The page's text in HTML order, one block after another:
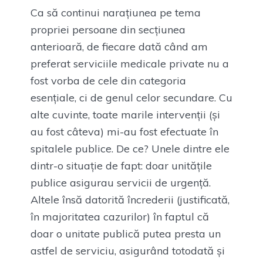
Ca să continui narațiunea pe tema
propriei persoane din secțiunea
anterioară, de fiecare dată când am
preferat serviciile medicale private nu a
fost vorba de cele din categoria
esențiale, ci de genul celor secundare. Cu
alte cuvinte, toate marile intervenții (și
au fost câteva) mi-au fost efectuate în
spitalele publice. De ce? Unele dintre ele
dintr-o situație de fapt: doar unitățile
publice asigurau servicii de urgență.
Altele însă datorită încrederii (justificată,
în majoritatea cazurilor) în faptul că
doar o unitate publică putea presta un
astfel de serviciu, asigurând totodată și